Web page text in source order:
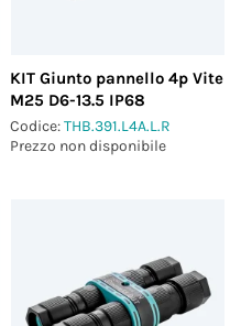
KIT Giunto pannello 4p Vite
M25 D6-13.5 IP68
Codice:THB.391.L4A.L.R
Prezzo non disponibile